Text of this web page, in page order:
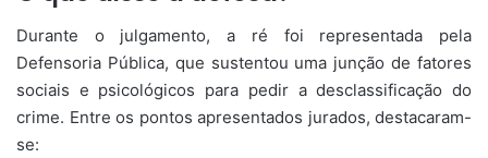
Durante o julgamento, a ré foi representada pela
Defensoria Pública, que sustentou uma junção de fatores
sociais e psicológicos para pedir a desclassificação do
crime. Entre os pontos apresentados jurados, destacaram-
se: